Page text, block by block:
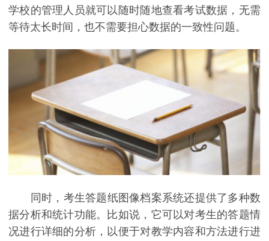
学校的管理人员就可以随时随地查看考试数据，无需
等待太长时间，也不需要担心数据的一致性问题。
同时，考生答题纸图像档案系统还提供了多种数
据分析和统计功能。比如说，它可以对考生的答题情
况进行详细的分析，以便于对教学内容和方法进行进